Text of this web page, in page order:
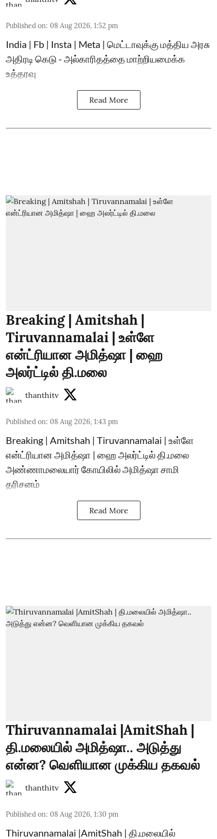
Published on: 08 Aug 2026, 1:52 pm
India | Fb | Insta | Meta | மெட்டாவுக்கு மத்திய அரசு
அதிரடி கெடு - அல்காரிதத்தை மாற்றியமைக்க
உத்தரவு
Read More
Breaking | Amitshah |
Tiruvannamalai | உள்ளே
என்ட்ரியான அமித்ஷா | ஹை
அலர்ட்டில் தி.மலை
thanthitv
Published on: 08 Aug 2026, 1:43 pm
Breaking | Amitshah | Tiruvannamalai | உள்ளே
என்ட்ரியான அமித்ஷா | ஹை அலர்ட்டில் தி.மலை
அண்ணாமலையார் கோயிலில் அமித்ஷா சாமி
தரிசனம்
Read More
Thiruvannamalai |AmitShah |
தி.மலையில் அமித்ஷா.. அடுத்து
என்ன? வெளியான முக்கிய தகவல்
thanthitv
Published on: 08 Aug 2026, 1:30 pm
Thiruvannamalai |AmitShah | தி.மலையில்